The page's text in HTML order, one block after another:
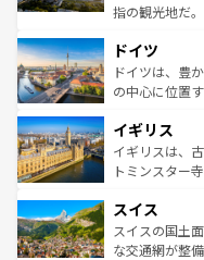
アートに溢れ
せる。地方に
ンテンツ一覧
指の観光地だ
で、幅広い魅
聖堂、美しい
から魅了する
いる。シャン
香り高いラベ
らに、パリ以
れる地方に足
を参照してほ
ドイツ
ドイツは、豊
の中心に位置
顔を持つこの
ルリンの文化
してライン川
は、お酒好きな人
ドイツ情報は
イギリス
イギリスは、
トミンスター
リアごとに異
ティー、ビー
戦など、本場
スイス
スイスの国土
な交通網が整